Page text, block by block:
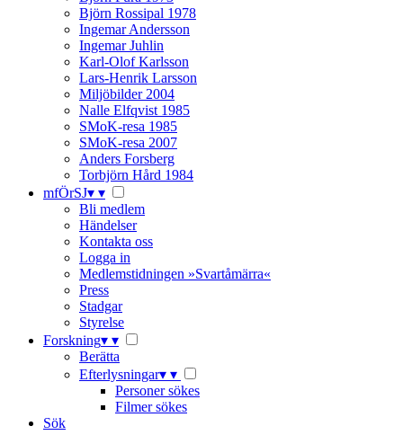
Björn Rossipal 1978
Ingemar Andersson
Ingemar Juhlin
Karl-Olof Karlsson
Lars-Henrik Larsson
Miljöbilder 2004
Nalle Elfqvist 1985
SMoK-resa 1985
SMoK-resa 2007
Anders Forsberg
Torbjörn Hård 1984
mfÖrSJ▾ ▾
Bli medlem
Händelser
Kontakta oss
Logga in
Medlemstidningen »Svartåmärra«
Press
Stadgar
Styrelse
Forskning▾ ▾
Berätta
Efterlysningar▾ ▾
Personer sökes
Filmer sökes
Sök